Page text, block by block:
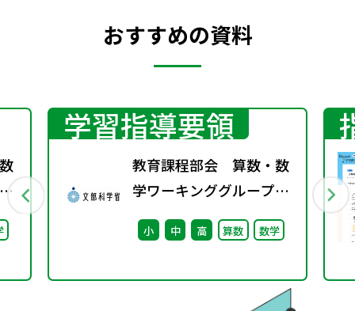
おすすめの資料
学習指導要領
教育課程部会 算数・数
学ワーキンググループ
（第5回） 配付資
小 中 高 算数 数学